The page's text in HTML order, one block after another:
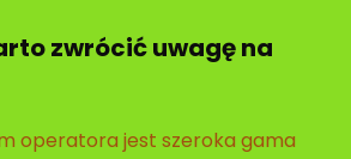
zwrócić uwagę na
operatora jest szeroka gama